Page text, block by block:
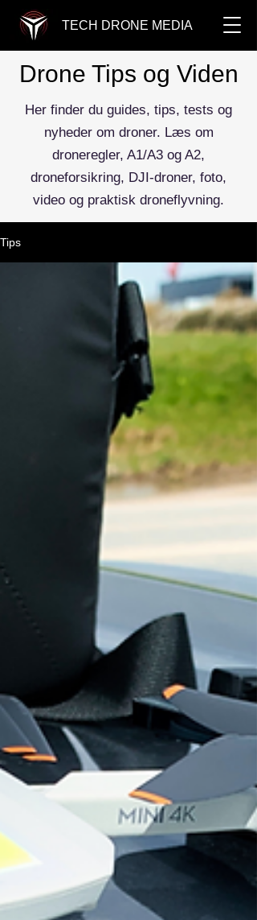
TECH DRONE MEDIA
Drone Tips og Viden
Her finder du guides, tips, tests og
nyheder om droner. Læs om
droneregler, A1/A3 og A2,
droneforsikring, DJI-droner, foto,
video og praktisk droneflyvning.
Tips